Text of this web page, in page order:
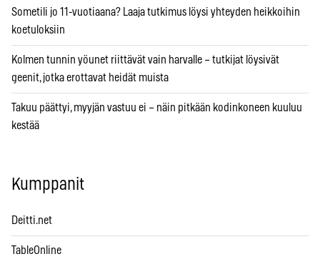
Sometili jo 11-vuotiaana? Laaja tutkimus löysi yhteyden heikkoihin
koetuloksiin
Kolmen tunnin yöunet riittävät vain harvalle – tutkijat löysivät
geenit, jotka erottavat heidät muista
Takuu päättyi, myyjän vastuu ei – näin pitkään kodinkoneen kuuluu
kestää
Kumppanit
Deitti.net
TableOnline